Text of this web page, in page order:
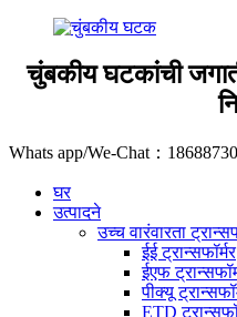
चुंबकीय घटकांची
Whats app/We-Chat：
घर
उत्पादने
उच्च वारंवारता
ईई ट्रान्सफॉर्मर
ईएफ
पीक्यू
ETD